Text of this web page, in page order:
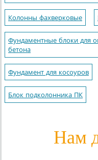
Колонны фахверковые
Фундаментные блоки для
бетона
Фундамент для косоуров
Блок подколонника ПК
Нам